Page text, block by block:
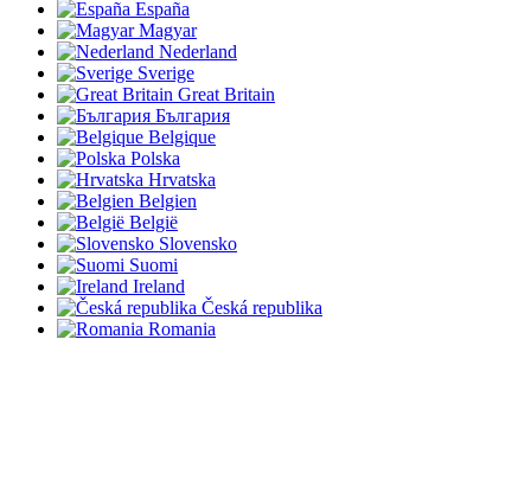
España
Magyar
Nederland
Sverige
Great Britain
България
Belgique
Polska
Hrvatska
Belgien
België
Slovensko
Suomi
Ireland
Česká republika
Romania